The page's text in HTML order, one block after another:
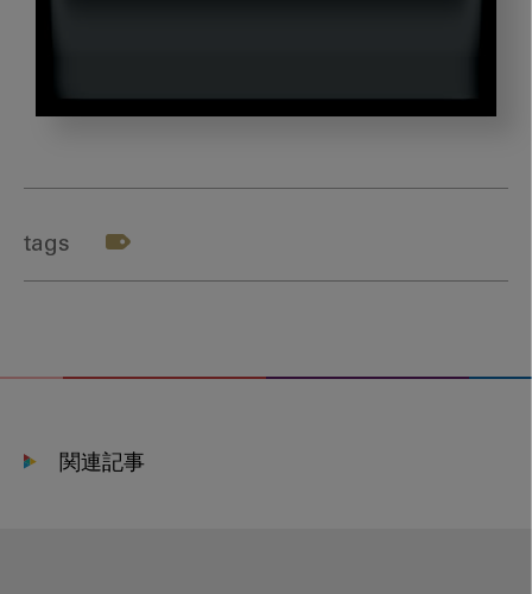
01
tags
関連記事